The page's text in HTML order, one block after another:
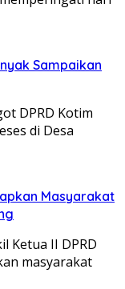
Sampaikan
DPRD Kotim
di Desa
Masyarakat
Ketua II DPRD
masyarakat